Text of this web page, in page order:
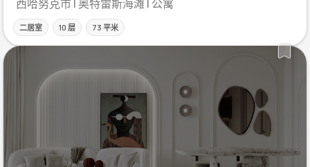
西哈努克市 | 奥特雷斯海滩 | 公寓
二居室 10 层 73 平米